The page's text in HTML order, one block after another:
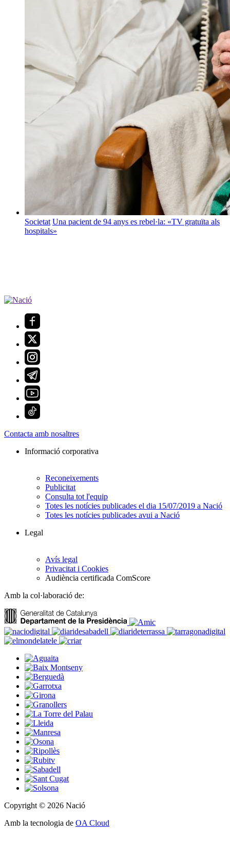
Societat Una pacient de 94 anys es rebel·la: «TV gratuïta als
hospitals»
Contacta amb nosaltres
Informació corporativa
Reconeixements
Publicitat
Consulta tot l'equip
Totes les notícies publicades el dia 15/07/2019 a Nació
Totes les notícies publicades avui a Nació
Legal
Avís legal
Privacitat i Cookies
Audiència certificada ComScore
Amb la col·laboració de:
Copyright © 2026 Nació
Amb la tecnologia de OA Cloud